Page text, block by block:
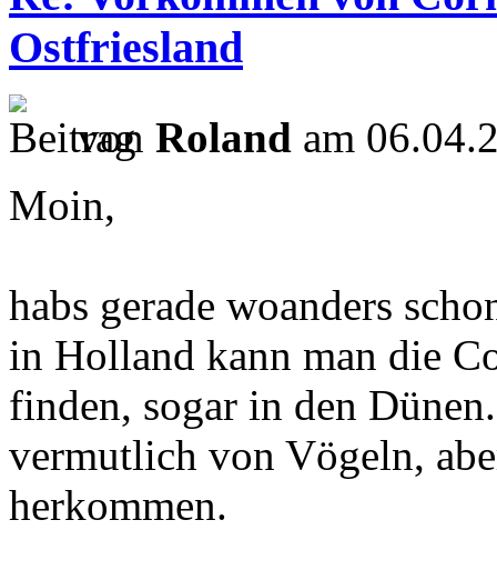
Ostfriesland
von Roland am
Moin,
habs gerade woanders
in Holland kann man die
finden, sogar in den
vermutlich von Vögeln,
herkommen.